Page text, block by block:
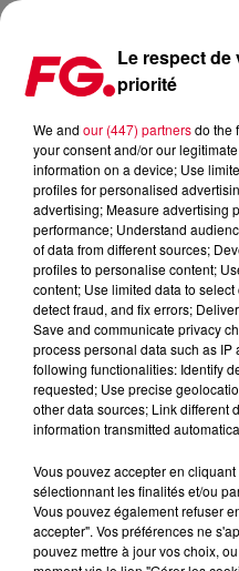
CERRONE INVITÉ D'ANTOINE
Publié : 29 avril 2024 à
Le respect de
priorité
We and our (447) partnersdo the
your consent and/or our
information on a device; Use
profiles for personalised
advertising; Measure advertising
performance; Understand
of data from different sources;
profiles to personalise content;
content; Use limited data to
detect fraud, and fix errors;
Save and communicate privacy
process personal data such as
following functionalities: Identify
requested; Use precise
other data sources; Link different
information transmitted
Vous pouvez accepter en
sélectionnant les finalités et/ou
Vous pouvez également refuser
accepter". Vos préférences ne
pouvez mettre à jour vos choix,